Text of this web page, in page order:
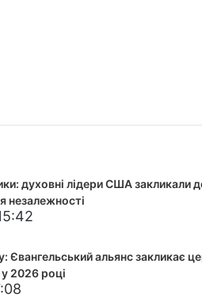
духовні лідери США закликали
незалежності
Євангельський альянс закликає
2026 році